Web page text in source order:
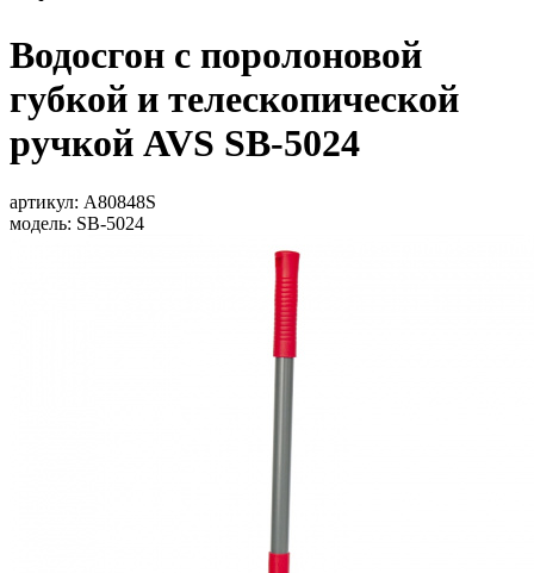
Водосгон с поролоновой
губкой и телескопической
ручкой AVS SB-5024
артикул: A80848S
модель: SB-5024